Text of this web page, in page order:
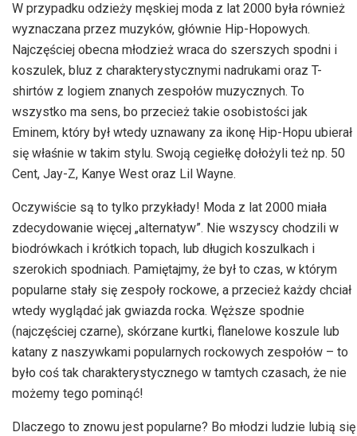
W przypadku odzieży męskiej moda z lat 2000 była również
wyznaczana przez muzyków, głównie Hip-Hopowych.
Najczęściej obecna młodzież wraca do szerszych spodni i
koszulek, bluz z charakterystycznymi nadrukami oraz T-
shirtów z logiem znanych zespołów muzycznych. To
wszystko ma sens, bo przecież takie osobistości jak
Eminem, który był wtedy uznawany za ikonę Hip-Hopu ubierał
się właśnie w takim stylu. Swoją cegiełkę dołożyli też np. 50
Cent, Jay-Z, Kanye West oraz Lil Wayne.
Oczywiście są to tylko przykłady! Moda z lat 2000 miała
zdecydowanie więcej „alternatyw”. Nie wszyscy chodzili w
biodrówkach i krótkich topach, lub długich koszulkach i
szerokich spodniach. Pamiętajmy, że był to czas, w którym
popularne stały się zespoły rockowe, a przecież każdy chciał
wtedy wyglądać jak gwiazda rocka. Węższe spodnie
(najczęściej czarne), skórzane kurtki, flanelowe koszule lub
katany z naszywkami popularnych rockowych zespołów – to
było coś tak charakterystycznego w tamtych czasach, że nie
możemy tego pominąć!
Dlaczego to znowu jest popularne? Bo młodzi ludzie lubią się